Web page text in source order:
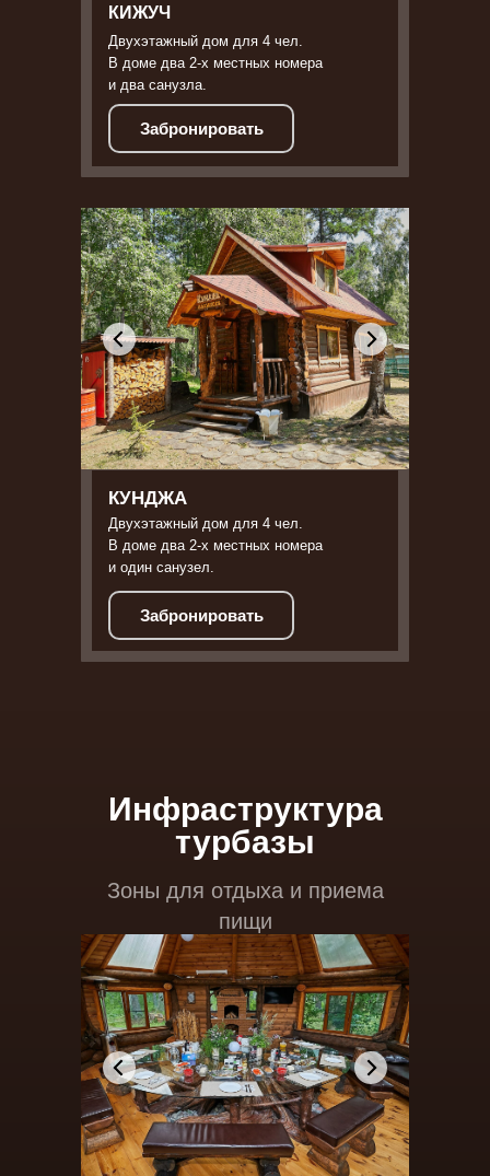
КИЖУЧ
КУНДЖА
Двухэтажный дом для 4 чел.
В доме два 2-х местных номера
и два санузла.
Двухэтажный дом для 4 чел.
В доме два 2-х местных номера
и один санузел.
Забронировать
Забронировать
Инфраструктура
турбазы
Зоны для отдыха и приема
пищи